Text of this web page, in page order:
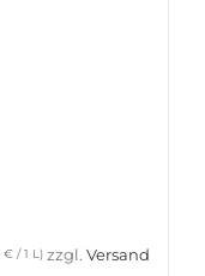
€ / 1 L) zzgl. Versand